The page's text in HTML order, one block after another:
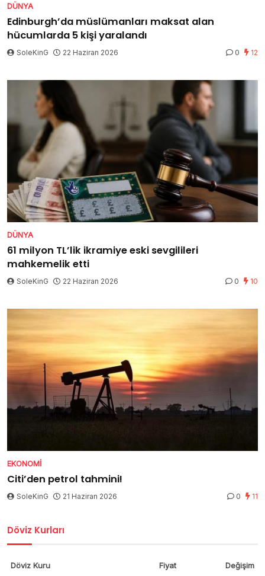
DÜNYA
Edinburgh’da müslümanları maksat alan
hücumlarda 5 kişi yaralandı
SoleKinG 22 Haziran 2026 0 12
DÜNYA
61 milyon TL’lik ikramiye eski sevgilileri
mahkemelik etti
SoleKinG 22 Haziran 2026 0 10
EKONOMI
Citi’den petrol tahmini!
SoleKinG 21 Haziran 2026 0 11
Döviz Kurları
Döviz Kuru Fiyat Değişim